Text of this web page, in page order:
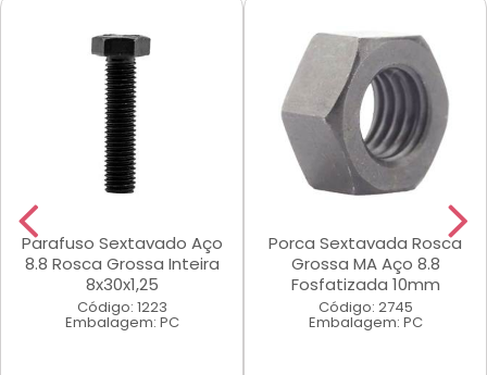
Parafuso Sextavado Aço
8.8 Rosca Grossa Inteira
8x30x1,25
Código: 1223
Embalagem: PC
Porca Sextavada Rosca
Grossa MA Aço 8.8
Fosfatizada 10mm
Código: 2745
Embalagem: PC